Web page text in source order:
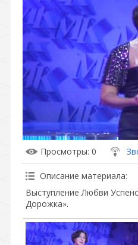
Просмотры: 0
Описание материала:
Выступление Любви
Дорожка».